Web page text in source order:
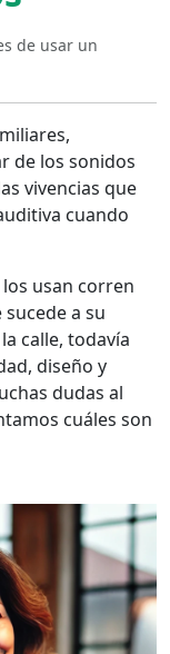
de usar un
de los sonidos
vivencias que
cuando
usan corren
a su
calle, todavía
diseño y
dudas al
cuáles son